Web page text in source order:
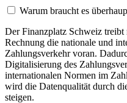
Warum braucht es
Der Finanzplatz Schweiz
Rechnung die nationale und
Zahlungsverkehr voran.
Digitalisierung des
internationalen Normen im
wird die Datenqualität durch
steigen.